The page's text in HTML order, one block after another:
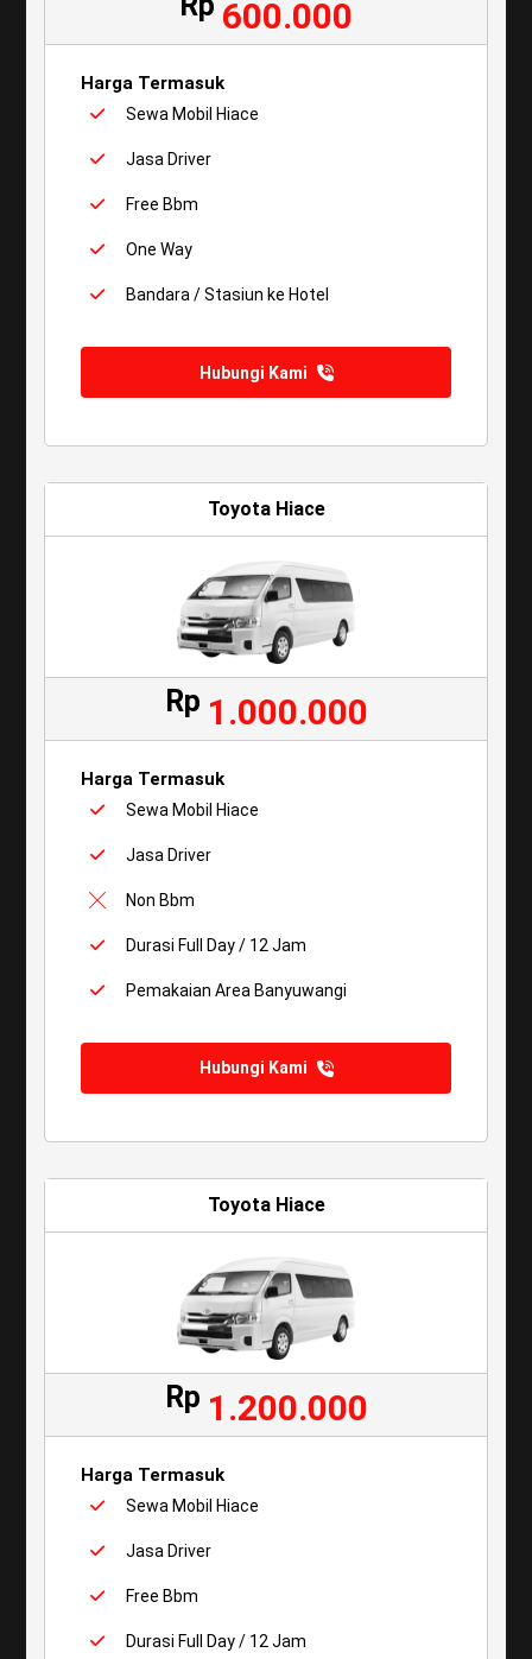
600.000
Harga Termasuk
Sewa Mobil Hiace
Jasa Driver
Free Bbm
One Way
Bandara / Stasiun ke Hotel
Hubungi Kami
Toyota Hiace
Rp 1.000.000
Harga Termasuk
Sewa Mobil Hiace
Jasa Driver
Non Bbm
Durasi Full Day / 12 Jam
Pemakaian Area Banyuwangi
Hubungi Kami
Toyota Hiace
Rp 1.200.000
Harga Termasuk
Sewa Mobil Hiace
Jasa Driver
Free Bbm
Durasi Full Day / 12 Jam